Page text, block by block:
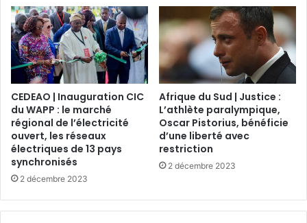
CEDEAO | Inauguration CIC
du WAPP : le marché
régional de l’électricité
ouvert, les réseaux
électriques de 13 pays
synchronisés
2 décembre 2023
Afrique du Sud | Justice :
L’athlète paralympique,
Oscar Pistorius, bénéficie
d’une liberté avec
restriction
2 décembre 2023